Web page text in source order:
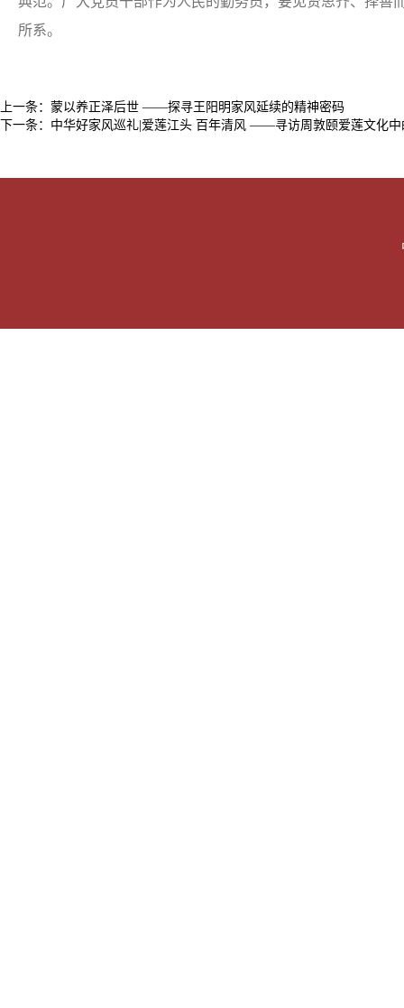
所系。
上一条： 蒙以养正泽后世 ——探寻王阳明家风延续的精神密码
下一条： 中华好家风巡礼|爱莲江头 百年清风 ——寻访周敦颐爱莲文化中